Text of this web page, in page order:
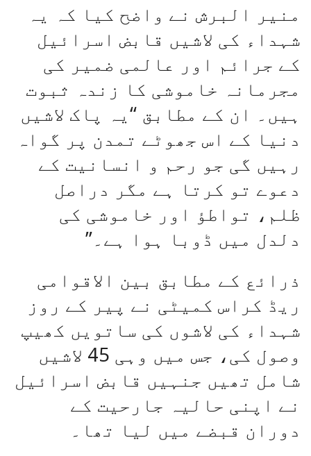
منیر البرش نے واضح کیا کہ یہ
شہداء کی لاشیں قابض اسرائیل
کے جرائم اور عالمی ضمیر کی
مجرمانہ خاموشی کا زندہ ثبوت
ہیں۔ ان کے مطابق “یہ پاک لاشیں
دنیا کے اس جھوٹے تمدن پر گواہ
رہیں گی جو رحم و انسانیت کے
دعوے تو کرتا ہے مگر دراصل
ظلم، تواطؤ اور خاموشی کی
دلدل میں ڈوبا ہوا ہے۔”
ذرائع کے مطابق بین الاقوامی
ریڈ کراس کمیٹی نے پیر کے روز
شہداء کی لاشوں کی ساتویں کھیپ
وصول کی، جس میں وہی 45 لاشیں
شامل تھیں جنہیں قابض اسرائیل
نے اپنی حالیہ جارحیت کے
دوران قبضے میں لیا تھا۔